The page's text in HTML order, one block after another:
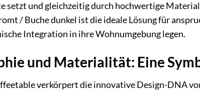
setzt und gleichzeitig durch hochwertige
/ Buche dunkel ist die ideale Lösung für
Integration in ihre Wohnumgebung legen.
und Materialität: Eine
verkörpert die innovative Design-DNA